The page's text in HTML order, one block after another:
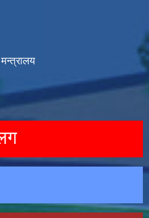
मन्त्रालय